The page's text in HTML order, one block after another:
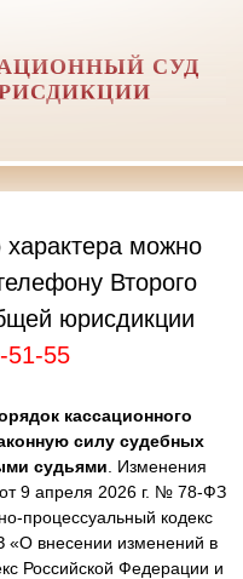
СУД
характера можно
Второго
юрисдикции
51-55
кассационного
силу судебных
судьями . Изменения
9 апреля 2026 г. № 78-ФЗ
процессуальный кодекс
внесении изменений в
Российской Федерации и